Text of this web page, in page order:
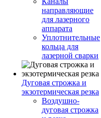
направляющие
для лазерного
аппарата
Уплотнительные
кольца для
лазерной сварки
Дуговая строжка и
экзотермическая резка
Воздушно-
дуговая строжка